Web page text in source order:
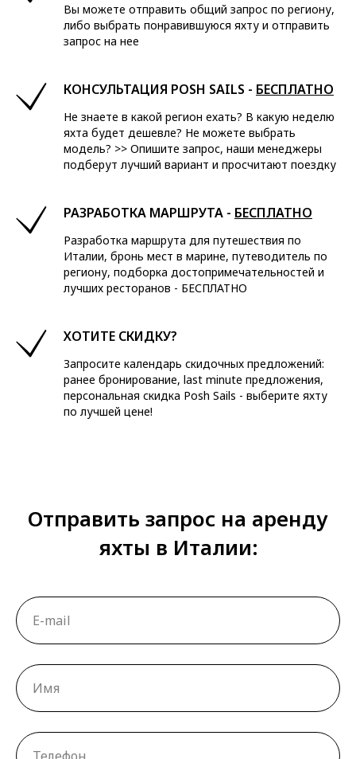
Вы можете отправить общий запрос по региону,
либо выбрать понравившуюся яхту и отправить
запрос на нее
КОНСУЛЬТАЦИЯ POSH SAILS - БЕСПЛАТНО
Не знаете в какой регион ехать? В какую неделю
яхта будет дешевле? Не можете выбрать
модель? >> Опишите запрос, наши менеджеры
подберут лучший вариант и просчитают поездку
РАЗРАБОТКА МАРШРУТА - БЕСПЛАТНО
Разработка маршрута для путешествия по
Италии, бронь мест в марине, путеводитель по
региону, подборка достопримечательностей и
лучших ресторанов - БЕСПЛАТНО
ХОТИТЕ СКИДКУ?
Запросите календарь скидочных предложений:
ранее бронирование, last minute предложения,
персональная скидка Posh Sails - выберите яхту
по лучшей цене!
Отправить запрос на аренду
яхты в Италии: